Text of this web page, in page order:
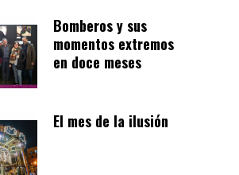
Bomberos y sus
momentos extremos
en doce meses
El mes de la ilusión